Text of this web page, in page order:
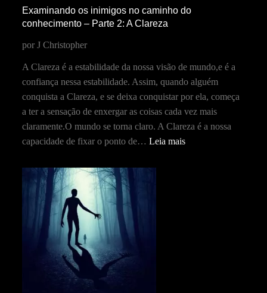
Examinando os inimigos no caminho do
conhecimento – Parte 2: A Clareza
por J Christopher
A Clareza é a estabilidade da nossa visão de mundo,e é a
confiança nessa estabilidade. Assim, quando alguém
conquista a Clareza, e se deixa conquistar por ela, começa
a ter a sensação de enxergar as coisas cada vez mais
claramente.O mundo se torna claro. A Clareza é a nossa
capacidade de fixar o ponto de… Leia mais